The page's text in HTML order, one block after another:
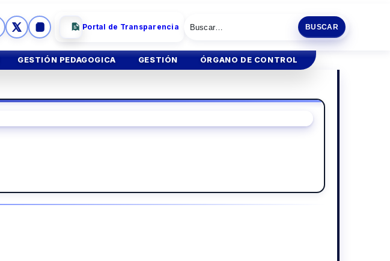
Portal de Transparencia BUSCAR
GESTIÓN PEDAGOGICA GESTIÓN ÓRGANO DE CONTROL